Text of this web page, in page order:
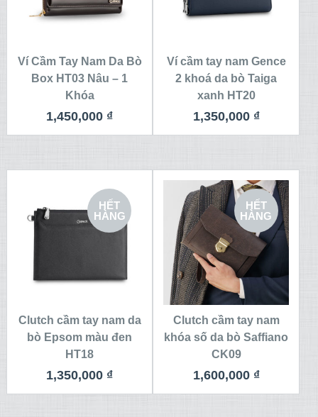
Ví Cầm Tay Nam Da Bò
Box HT03 Nâu – 1
Khóa
1,450,000 ₫
Ví cầm tay nam Gence
2 khoá da bò Taiga
xanh HT20
1,350,000 ₫
HẾT
HÀNG
Clutch cầm tay nam da
bò Epsom màu đen
HT18
1,350,000 ₫
HẾT
HÀNG
Clutch cầm tay nam
khóa số da bò Saffiano
CK09
1,600,000 ₫